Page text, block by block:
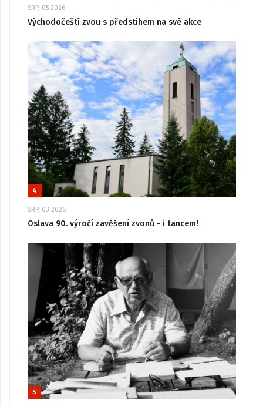
SRP, 05 2026
Východočeští zvou s předstihem na své akce
4
SRP, 03 2026
Oslava 90. výročí zavěšení zvonů - i tancem!
5